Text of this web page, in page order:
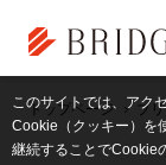
トップページ ブ
このサイトでは、アク
Cookie（クッキー）を
継続することでCookie